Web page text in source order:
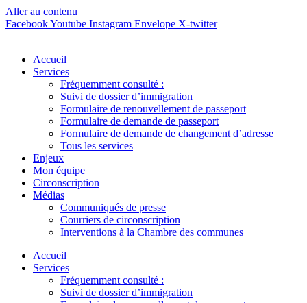
Aller au contenu
FacebookYoutube Instagram Envelope X-twitter
Accueil
Services
Fréquemment consulté :
Suivi de dossier d’immigration
Formulaire de renouvellement de passeport
Formulaire de demande de passeport
Formulaire de demande de changement d’adresse
Tous les services
Enjeux
Mon équipe
Circonscription
Médias
Communiqués de presse
Courriers de circonscription
Interventions à la Chambre des communes
Accueil
Services
Fréquemment consulté :
Suivi de dossier d’immigration